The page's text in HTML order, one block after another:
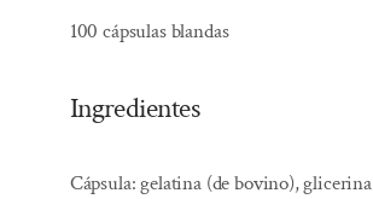
100 cápsulas blandas
Ingredientes
Cápsula: gelatina (de bovino),